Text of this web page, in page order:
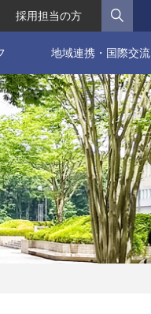
採用担当の方
地域連携・国際交流